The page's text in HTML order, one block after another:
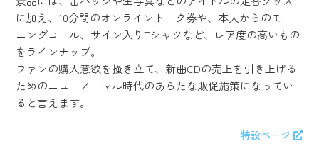
に加え、10分間のオンライントーク券や、本人からのモー
ニングコール、サイン入りTシャツなど、レア度の高いもの
をラインナップ。
ファンの購入意欲を掻き立て、新曲CDの売上を引き上げる
ためのニューノーマル時代のあらたな販促施策になってい
ると言えます。
特設ページ